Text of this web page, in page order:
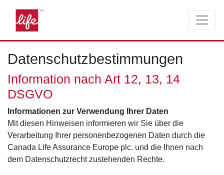
Seite
Klicken Sie, um die Navigation zu überspringen und zum
Datenschutz
Datenschutzbestimmungen
Information nach Art 12, 13, 14
DSGVO
Informationen zur Verwendung Ihrer Daten
Mit diesen Hinweisen informieren wir Sie über die
Verarbeitung Ihrer personenbezogenen Daten durch die
Canada Life Assurance Europe plc. und die Ihnen nach
dem Datenschutzrecht zustehenden Rechte.